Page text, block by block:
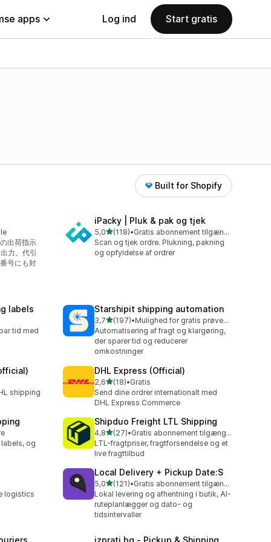
apps Log ind Start gratis
Built for Shopify
出荷指示
力。代引
号にも対
iPacky | Pluk & pak og tjek
5,0ud af 5 stjerner
(118)
118 anmeldelser i alt
•
Gratis abonnement tilgængeligt
Scan og tjek ordre. Plukning, pakning
og opfyldelse af ordrer
labels
tid med
Starshipit shipping automation
3,7ud af 5 stjerner
(197)
197 anmeldelser i alt
•
Mulighed for gratis prøveperiode
Automatisering af fragt og klargøring,
der sparer tid og reducerer
omkostninger
shipping
DHL Express (Official)
2,6ud af 5 stjerner
(18)
18 anmeldelser i alt
•Gratis
Send dine ordrer internationalt med
DHL Express Commerce
og
Shipduo Freight LTL Shipping
4,8ud af 5 stjerner
(27)
27 anmeldelser i alt
•
Gratis abonnement tilgængeligt
LTL-fragtpriser, fragtforsendelse og et
live fragttilbud
logistics
Local Delivery + Pickup Date:S
5,0ud af 5 stjerner
(121)
121 anmeldelser i alt
•
Gratis abonnement tilgængeligt
Lokal levering og afhentning i butik, AI-
ruteplanlægger og dato- og
tidsintervaller